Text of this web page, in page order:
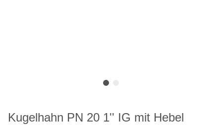
Kugelhahn PN 20 1'' IG mit Hebel